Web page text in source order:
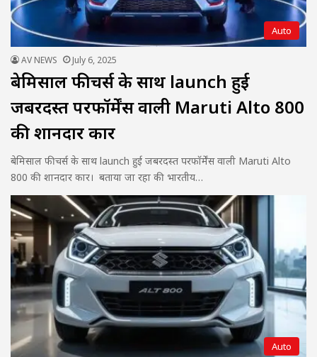
Auto
AV NEWS July 6, 2025
बेमिसाल फीचर्स के साथ launch हुई
जबरदस्त परफॉर्मेंस वाली Maruti Alto 800
की शानदार कार
बेमिसाल फीचर्स के साथ launch हुई जबरदस्त परफॉर्मेंस वाली Maruti Alto
800 की शानदार कार। बताया जा रहा की भारतीय…
Auto